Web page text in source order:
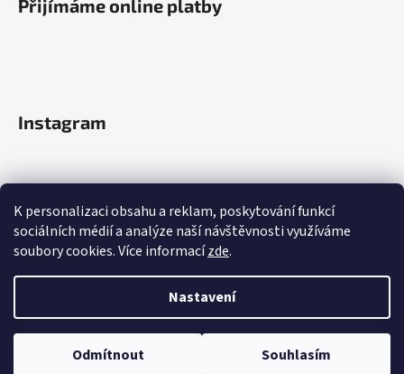
K personalizaci obsahu a reklam, poskytování funkcí
sociálních médií a analýze naší návštěvnosti využíváme
soubory cookies. Více informacízde.
Nastavení
Odmítnout Souhlasím
Přijímáme online platby
Instagram
Vytvořil Shoptet
Copyright 2026outletlatek.cz
. Všechna práva vyhrazena.